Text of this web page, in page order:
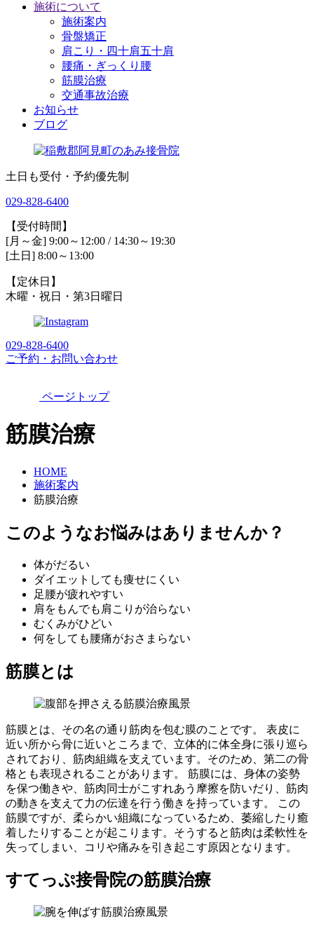
施術について
施術案内
骨盤矯正
肩こり・四十肩五十肩
腰痛・ぎっくり腰
筋膜治療
交通事故治療
お知らせ
ブログ
土日も受付・予約優先制
029-828-6400
【受付時間】
[月～金] 9:00～12:00 / 14:30～19:30
[土日] 8:00～13:00
【定休日】
木曜・祝日・第3日曜日
029-828-6400
ご予約・お問い合わせ
ページトップ
筋膜治療
HOME
施術案内
筋膜治療
このようなお悩みはありませんか？
体がだるい
ダイエットしても痩せにくい
足腰が疲れやすい
肩をもんでも肩こりが治らない
むくみがひどい
何をしても腰痛がおさまらない
筋膜とは
筋膜とは、その名の通り筋肉を包む膜のことです。 表皮に
近い所から骨に近いところまで、立体的に体全身に張り巡ら
されており、筋肉組織を支えています。そのため、第二の骨
格とも表現されることがあります。 筋膜には、身体の姿勢
を保つ働きや、筋肉同士がこすれあう摩擦を防いだり、筋肉
の動きを支えて力の伝達を行う働きを持っています。 この
筋膜ですが、柔らかい組織になっているため、萎縮したり癒
着したりすることが起こります。そうすると筋肉は柔軟性を
失ってしまい、コリや痛みを引き起こす原因となります。
すてっぷ接骨院の筋膜治療